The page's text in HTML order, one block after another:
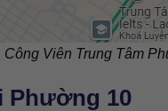
Công Viên Trung Tâm
Phường 10